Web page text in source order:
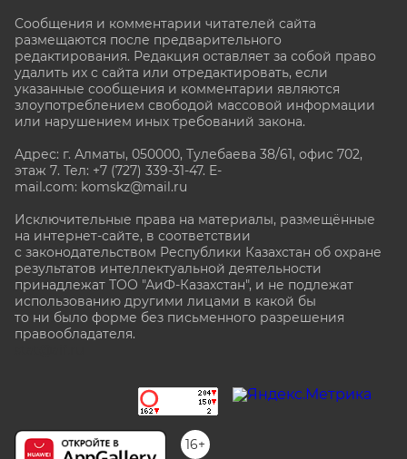
Сообщения и комментарии читателей сайта
размещаются после предварительного
редактирования. Редакция оставляет за собой право
удалить их с сайта или отредактировать, если
указанные сообщения и комментарии являются
злоупотреблением свободой массовой информации
или нарушением иных требований закона.
Адрес: г. Алматы, 050000, Тулебаева 38/61, офис 702,
этаж 7. Тел: +7 (727) 339-31-47. E-
mail.com: komskz@mail.ru
Исключительные права на материалы, размещённые
на интернет-сайте, в соответствии
с законодательством Республики Казахстан об охране
результатов интеллектуальной деятельности
принадлежат ТОО "АиФ-Казахстан", и не подлежат
использованию другими лицами в какой бы
то ни было форме без письменного разрешения
правообладателя.
16+